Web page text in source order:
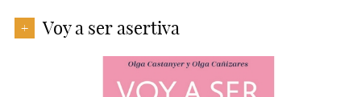
+ Voy a ser asertiva